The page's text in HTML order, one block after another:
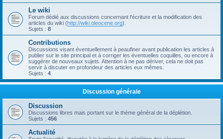
Le wiki
Forum dédié aux discussions concernant l'écriture et la modification des
articles du wiki (http://wiki.oleocene.org).
Sujets : 8
Contributions
Discussions visant éventuellement à peaufiner avant publication les articles à
publier sur le site principal et à corriger les éventuelles coquilles, ou encore à
suggérer de nouveaux sujets. Attention à ne pas dériver, cela ne doit pas
servir à discuter en profondeur des articles eux mêmes.
Sujets : 4
Discussion générale
Discussion
Discussions libres mais portant sur le thème général de la déplétion.
Sujets : 456
Actualité